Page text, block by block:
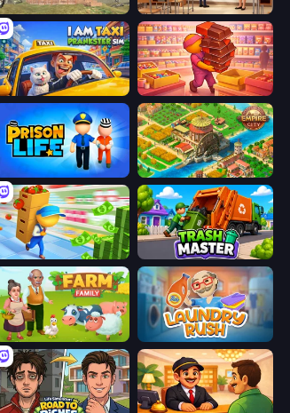
Survive In The Forest High School Teacher Simulator
I Am Taxi Prankster Sim Candy Packing Store
Prison Life Empire City
Supermarket Empire Trash Master
Farm Family Laundry Rush